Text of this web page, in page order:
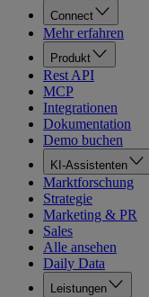
Connect
Mehr erfahren
Produkt
Rest API
MCP
Integrationen
Dokumentation
Demo buchen
KI-Assistenten
Marktforschung
Strategie
Marketing & PR
Sales
Alle ansehen
Daily Data
Leistungen